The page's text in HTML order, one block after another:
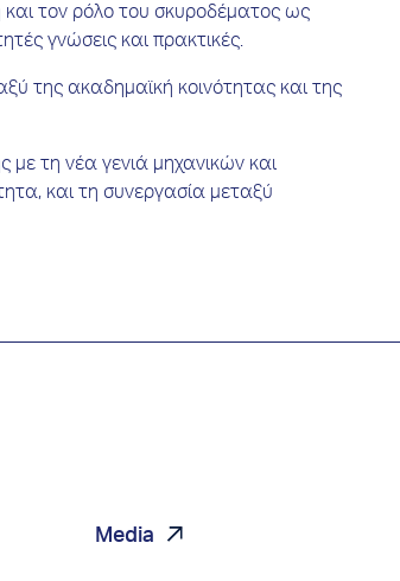
και τον ρόλο του σκυροδέματος ως
γνώσεις και πρακτικές.
της ακαδημαϊκή κοινότητας και της
με τη νέα γενιά μηχανικών και
και τη συνεργασία μεταξύ
Media